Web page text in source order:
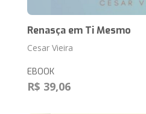
Renasça em Ti Mesmo
Cesar Vieira
EBOOK
R$ 39,06